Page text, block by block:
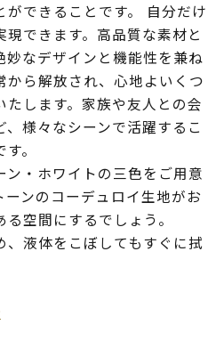
できることです。 自分だけ
できます。高品質な素材と
妙なデザインと機能性を兼ね
ら解放され、心地よいくつ
します。家族や友人との会
様々なシーンで活躍するこ
。
ン・ホワイトの三色をご用意
ーンのコーデュロイ生地がお
空間にするでしょう。
液体をこぼしてもすぐに拭